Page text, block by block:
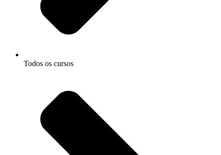
Todos os cursos